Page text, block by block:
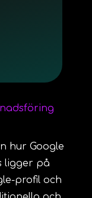
hur Google
ligger på
profil och